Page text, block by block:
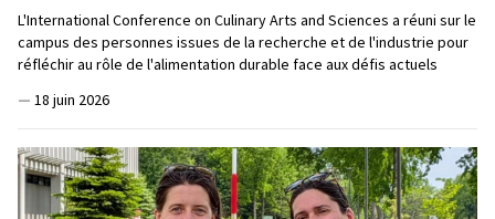
L'International Conference on Culinary Arts and Sciences a réuni sur le
campus des personnes issues de la recherche et de l'industrie pour
réfléchir au rôle de l'alimentation durable face aux défis actuels
— 18 juin 2026